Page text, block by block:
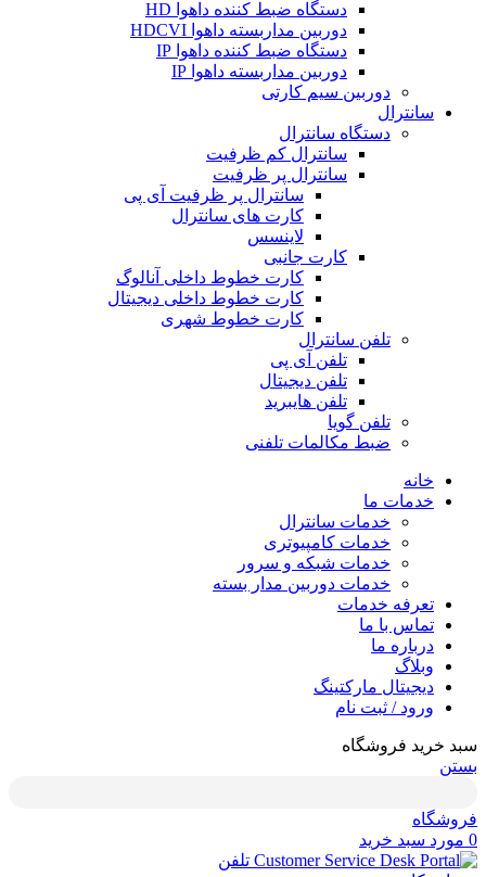
دستگاه ضبط کننده داهوا HD
دوربین مداربسته داهوا HDCVI
دستگاه ضبط کننده داهوا IP
دوربین مداربسته داهوا IP
دوربین سیم کارتی
سانترال
دستگاه سانترال
سانترال کم ظرفیت
سانترال پر ظرفیت
سانترال پر ظرفیت آی پی
کارت های سانترال
لاینسس
کارت جانبی
کارت خطوط داخلی آنالوگ
کارت خطوط داخلی دیجیتال
کارت خطوط شهری
تلفن سانترال
تلفن آی پی
تلفن دیجیتال
تلفن هایبرید
تلفن گویا
ضبط مکالمات تلفنی
خانه
خدمات ما
خدمات سانترال
خدمات کامپیوتری
خدمات شبکه و سرور
خدمات دوربین مدار بسته
تعرفه خدمات
تماس با ما
درباره ما
وبلاگ
دیجیتال مارکتینگ
ورود / ثبت نام
سبد خرید فروشگاه
بستن
فروشگاه
0 مورد سبد خرید
تلفن